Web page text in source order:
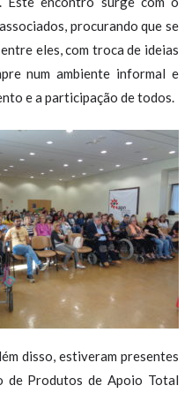
procurando que se
eles, com troca de ideias
num ambiente informal e
e a participação de todos.
disso, estiveram presentes
de Produtos de Apoio Total